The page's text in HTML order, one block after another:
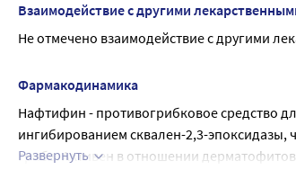
Взаимодействие с другими
Не отмечено взаимодействие с другими
Фармакодинамика
Нафтифин - противогрибковое средство
ингибированием сквален-2,3-эпоксидазы,
гриба. Активен в отношении
Развернуть